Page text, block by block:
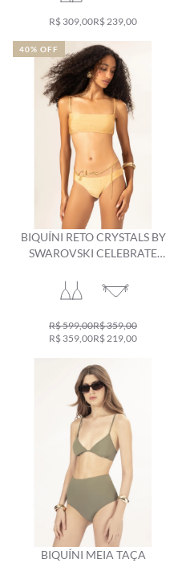
R$ 309,00R$ 239,00
BIQUÍNI RETO CRYSTALS BY
SWAROVSKI CELEBRATE
R$ 599,00
R$ 359,00
R$ 359,00
R$ 219,00
40% OFF
BIQUÍNI MEIA TAÇA